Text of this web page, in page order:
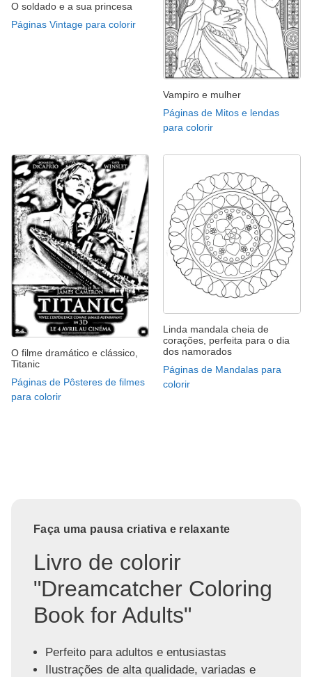
O soldado e a sua princesa
Páginas Vintage para colorir
Vampiro e mulher
Páginas de Mitos e lendas
para colorir
O filme dramático e clássico,
Titanic
Páginas de Pôsteres de filmes
para colorir
Linda mandala cheia de
corações, perfeita para o dia
dos namorados
Páginas de Mandalas para
colorir
Faça uma pausa criativa e relaxante
Livro de colorir
"Dreamcatcher Coloring
Book for Adults"
Perfeito para adultos e entusiastas
Ilustrações de alta qualidade, variadas e